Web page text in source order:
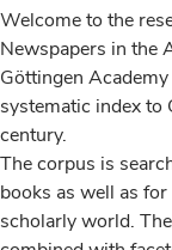
Welcome to the
Newspapers in the
Göttingen
systematic index to
century.
The corpus is
books as well as
scholarly world.